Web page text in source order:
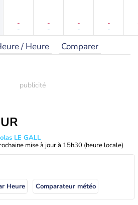
-
-
-
-
-
-
-
-
/ Heure Comparer
LE GALL
mise à jour à 15h30 (heure locale)
Heure Comparateur météo